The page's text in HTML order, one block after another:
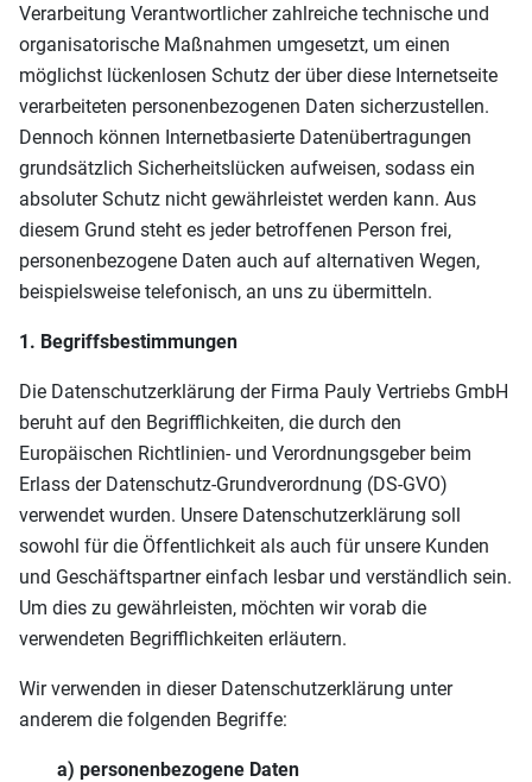
Verarbeitung Verantwortlicher zahlreiche technische und
organisatorische Maßnahmen umgesetzt, um einen
möglichst lückenlosen Schutz der über diese Internetseite
verarbeiteten personenbezogenen Daten sicherzustellen.
Dennoch können Internetbasierte Datenübertragungen
grundsätzlich Sicherheitslücken aufweisen, sodass ein
absoluter Schutz nicht gewährleistet werden kann. Aus
diesem Grund steht es jeder betroffenen Person frei,
personenbezogene Daten auch auf alternativen Wegen,
beispielsweise telefonisch, an uns zu übermitteln.
1. Begriffsbestimmungen
Die Datenschutzerklärung der Firma Pauly Vertriebs GmbH
beruht auf den Begrifflichkeiten, die durch den
Europäischen Richtlinien- und Verordnungsgeber beim
Erlass der Datenschutz-Grundverordnung (DS-GVO)
verwendet wurden. Unsere Datenschutzerklärung soll
sowohl für die Öffentlichkeit als auch für unsere Kunden
und Geschäftspartner einfach lesbar und verständlich sein.
Um dies zu gewährleisten, möchten wir vorab die
verwendeten Begrifflichkeiten erläutern.
Wir verwenden in dieser Datenschutzerklärung unter
anderem die folgenden Begriffe:
a) personenbezogene Daten